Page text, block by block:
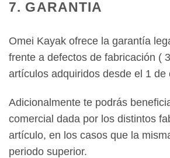
7. GARANTIA
Omei Kayak ofrece la garantía
frente a defectos de fabricación (
artículos adquiridos desde el 1 de
Adicionalmente te podrás
comercial dada por los distintos
artículo, en los casos que la
periodo superior.